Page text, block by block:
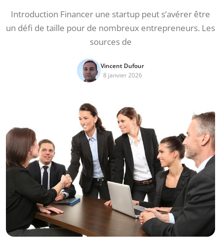
Introduction Financer une startup peut s’avérer être
un défi de taille pour de nombreux entrepreneurs. Les
sources de
Vincent Dufour
8 janvier 2026